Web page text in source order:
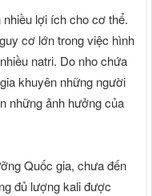
lợi ích cho cơ thể.
cơ lớn trong việc hình
natri. Do nho chứa
khuyên những người
những ảnh hưởng của
Quốc gia, chưa đến
đủ lượng kali được